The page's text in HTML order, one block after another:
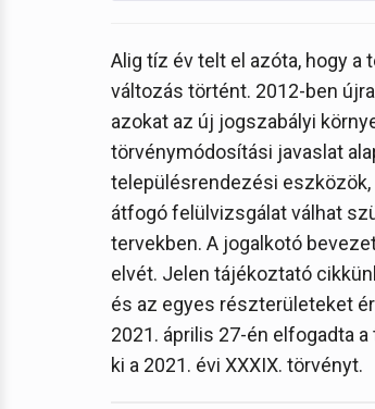
Alig tíz év telt el azóta, hogy
változás történt. 2012-ben
azokat az új jogszabályi
törvénymódosítási javaslat
településrendezési
átfogó felülvizsgálat válhat
tervekben. A jogalkotó
elvét. Jelen tájékoztató
és az egyes részterületeket
2021. április 27-én elfogadta
ki a 2021. évi XXXIX. törvényt.